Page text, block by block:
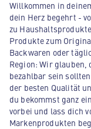
Willkommen in
dein Herz begehrt -
zu
Produkte zum
Backwaren oder
Region: Wir
bezahlbar sein
der besten Qualität
du bekommst ganz
vorbei und lass dich
Markenprodukten